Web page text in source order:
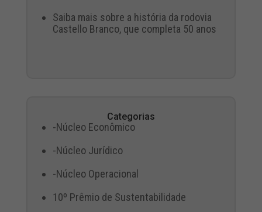
Saiba mais sobre a história da rodovia
Castello Branco, que completa 50 anos
Categorias
-Núcleo Econômico
-Núcleo Jurídico
-Núcleo Operacional
10º Prêmio de Sustentabilidade